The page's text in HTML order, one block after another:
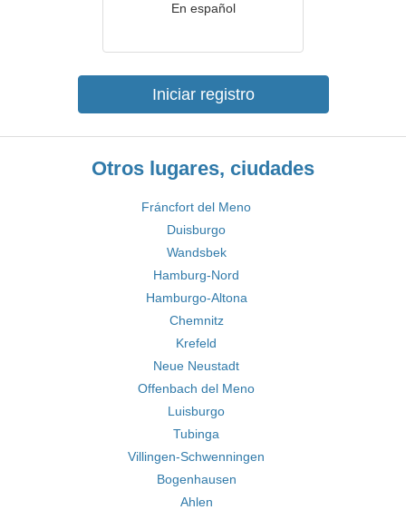
En español
Iniciar registro
Otros lugares, ciudades
Fráncfort del Meno
Duisburgo
Wandsbek
Hamburg-Nord
Hamburgo-Altona
Chemnitz
Krefeld
Neue Neustadt
Offenbach del Meno
Luisburgo
Tubinga
Villingen-Schwenningen
Bogenhausen
Ahlen